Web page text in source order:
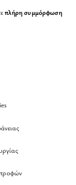
πλήρη συμμόρφωση